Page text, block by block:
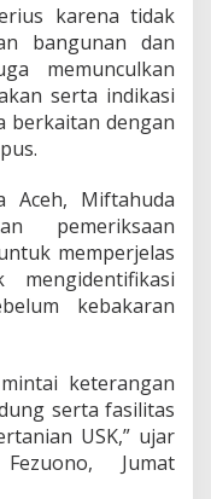
karena tidak
bangunan dan
memunculkan
serta indikasi
berkaitan dengan
Aceh, Miftahuda
pemeriksaan
memperjelas
mengidentifikasi
kebakaran
keterangan
serta fasilitas
USK,” ujar
Jumat